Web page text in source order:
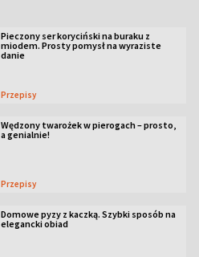
Pieczony ser koryciński na buraku z
miodem. Prosty pomysł na wyraziste
danie
Przepisy
Wędzony twarożek w pierogach – prosto,
a genialnie!
Przepisy
Domowe pyzy z kaczką. Szybki sposób na
elegancki obiad